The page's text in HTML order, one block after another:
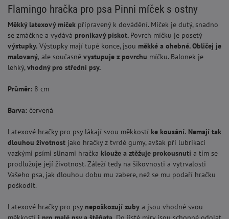
Flamingo hračka pro psa Pinni míček s ostny
Měkký latexový míček připravený k dovádění. Míček je dutý, snadno
se zmáčkne a vydává pronikavý pískot. Povrch míčku je posetý
výstupky. Výstupky mají tupé konce, jsou měkké a ohebné. Obličej je
malovaný, ale současně vystupuje z povrchu míčku. Balonek je
lehký,vhodný pro střední psy.
Průměr: 8 cm
Barva: červená
Latexové hračky pro psy lákají svou měkkostí ke kousání. Nemají tak
dlouhou životnost jako hračky z tvrdé gumy, avšak při lubrikaci
vazkými psími slinami hračka klouže a ztěžuje prokousnutí a tím se
prodlužuje její životnost. Záleží tedy na šikovnosti a vytrvalosti
Vašeho psa, jak dlouhou dobu mu zabere, než se mu podaří hračku
poškodit.
Latexové hračky pro psy nepoškozují zuby a jsou vhodné svou